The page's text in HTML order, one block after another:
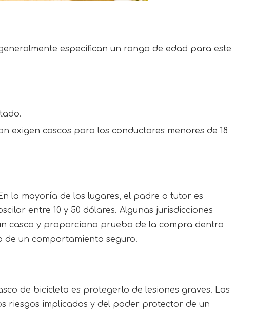
especifican un rango de edad para este
exigen cascos para los conductores menores de 18
la mayoría de los lugares, el padre o tutor es
entre 10 y 50 dólares. Algunas jurisdicciones
casco y proporciona prueba de la compra dentro
de un comportamiento seguro.
de bicicleta es protegerlo de lesiones graves. Las
riesgos implicados y del poder protector de un